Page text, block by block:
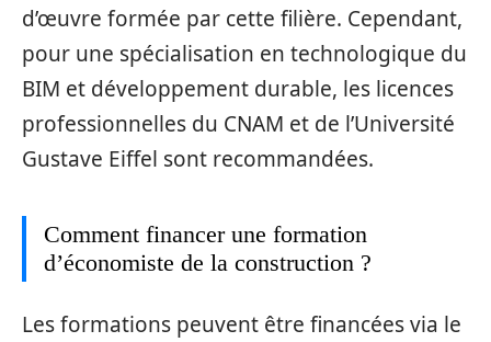
d’œuvre formée par cette filière. Cependant,
pour une spécialisation en technologique du
BIM et développement durable, les licences
professionnelles du CNAM et de l’Université
Gustave Eiffel sont recommandées.
Comment financer une formation
d’économiste de la construction ?
Les formations peuvent être financées via le